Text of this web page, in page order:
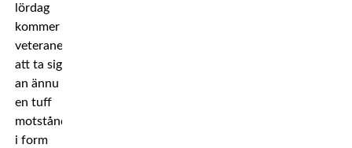
lördag
kommer
veteranen
att ta sig
an ännu
en tuff
motståndare
i form